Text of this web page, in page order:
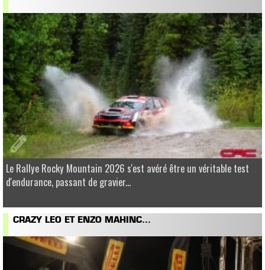
Le Rallye Rocky Mountain 2026 s'est avéré être un véritable test
d'endurance, passant de gravier...
CRAZY LEO ET ENZO MAHINC...